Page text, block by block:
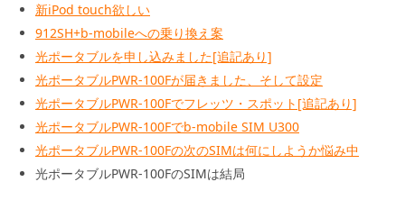
新iPod touch欲しい
912SH+b-mobileへの乗り換え案
光ポータブルを申し込みました[追記あり]
光ポータブルPWR-100Fが届きました、そして設定
光ポータブルPWR-100Fでフレッツ・スポット[追記あり]
光ポータブルPWR-100Fでb-mobile SIM U300
光ポータブルPWR-100Fの次のSIMは何にしようか悩み中
光ポータブルPWR-100FのSIMは結局